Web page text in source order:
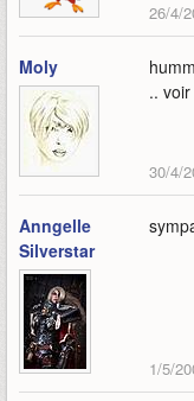
26/4/
Moly
..
30/4/
Anngelle
Silverstar
1/5/